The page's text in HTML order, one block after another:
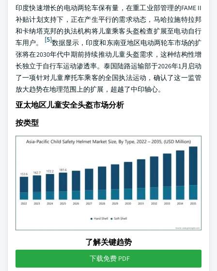
印度快速增长的电动两轮车保有量，在重工业部管理的FAME II
补贴计划支持下，正在产生平行的需求动态，马哈拉施特拉邦
和卡纳塔克邦的执法机构将儿童乘客头盔检查扩展至电动自行
车用户。
[5]数据显示，印度和东南亚地区电动两轮车市场的扩
张将在2030年代中期前持续推动儿童头盔需求，这种结构性增
长独立于自行车运动渗透率。泰国陆路运输部于2026年1月启动
了一项针对儿童摩托车乘客的全国执法运动，确认了这一监管
放大趋势在地理范围上的扩展，超越了中印轴心。
亚太地区儿童安全头盔市场分析
按类型
了解关键趋势
下载免费 PDF